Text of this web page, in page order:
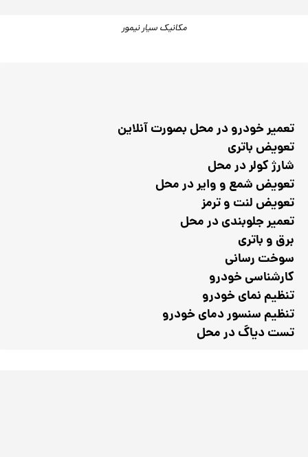
مکانیک سیار نیمور
تعمیر خودرو در محل بصورت آنلاین
تعویض باتری
شارژ کولر در محل
تعویض شمع و وایر در محل
تعویض لنت و ترمز
تعمیر جلوبندی در محل
برق و باتری
سوخت رسانی
کارشناسی خودرو
تنظیم نمای خودرو
تنظیم سنسور دمای خودرو
تست دیاگ در محل